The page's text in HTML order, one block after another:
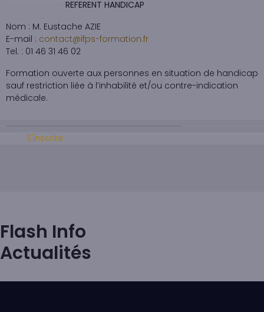
REFERENT HANDICAP
Nom : M. Eustache AZIE
E-mail : contact@ifps-formation.fr
Tel. : 01 46 31 46 02
Formation ouverte aux personnes en situation de handicap
sauf restriction liée à l’inhabilité et/ou contre-indication
médicale.
S'inscrire
Flash Info
Actualités